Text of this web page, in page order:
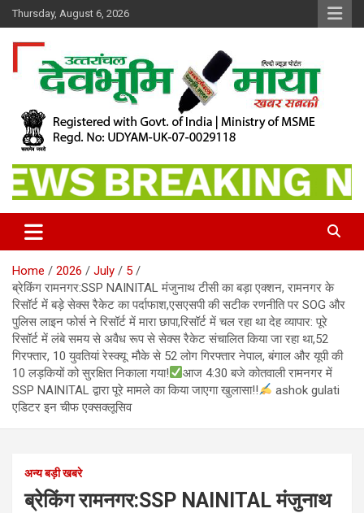
Skip
to
content
Thursday, August 6, 2026
Dev Bhoomi Maya
Home 2026 July
5
ब्रेकिंग रामनगर:SSP NAINITAL मंजुनाथ टीसी का बड़ा एक्शन, रामनगर के
रिसॉर्ट में बड़े सेक्स रैकेट का पर्दाफाश,एसएसपी की सटीक रणनीति पर SOG और
पुलिस लाइन फोर्स ने रिसॉर्ट में मारा छापा,रिसॉर्ट में चल रहा था देह व्यापार: पूरे
रिसॉर्ट में लंबे समय से अवैध रूप से सेक्स रैकेट संचालित किया जा रहा था,52
गिरफ्तार, 10 युवतियां रेस्क्यू: मौके से 52 लोग गिरफ्तार नेपाल, बंगाल और यूपी की
10 लड़कियों को सुरक्षित निकाला गया!
आज 4:30 बजे कोतवाली रामनगर में
SSP NAINITAL द्वारा पूरे मामले का किया जाएगा खुलासा!!
ashok gulati
एडिटर इन चीफ एक्सक्लूसिव
अन्य बड़ी खबरे
ब्रेकिंग रामनगर:SSP NAINITAL मंजुनाथ